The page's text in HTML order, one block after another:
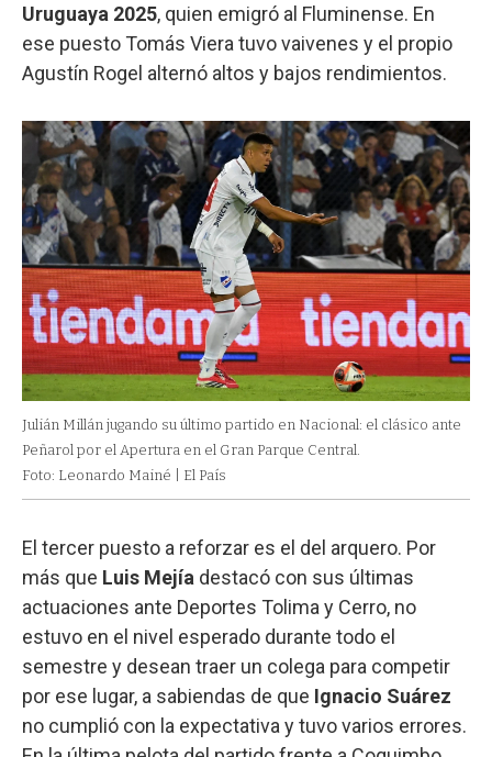
Uruguaya 2025, quien emigró al Fluminense. En
ese puesto Tomás Viera tuvo vaivenes y el propio
Agustín Rogel alternó altos y bajos rendimientos.
Julián Millán jugando su último partido en Nacional: el clásico ante
Peñarol por el Apertura en el Gran Parque Central.
Foto: Leonardo Mainé | El País
El tercer puesto a reforzar es el del arquero. Por
más que Luis Mejía destacó con sus últimas
actuaciones ante Deportes Tolima y Cerro, no
estuvo en el nivel esperado durante todo el
semestre y desean traer un colega para competir
por ese lugar, a sabiendas de que Ignacio Suárez
no cumplió con la expectativa y tuvo varios errores.